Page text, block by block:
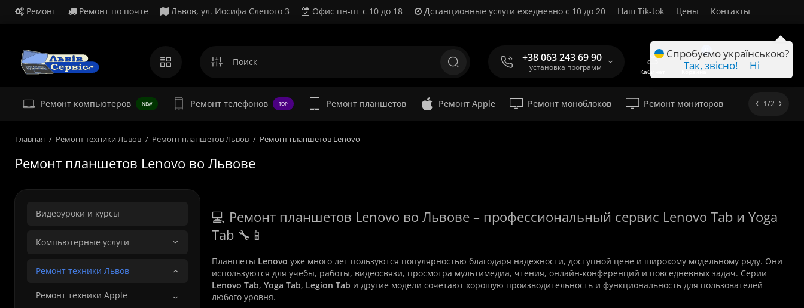
Ремонт Ремонт по почте Львов, ул. Иосифа Слепого 3 Офис пн-пт с 10 до 18 Дстанционные услуги ежедневно с 10 до 20 Наш Tik-tok Цены
Контакты
+38 063 243 69 90
установка программ Кабинет Корзина
Ремонт компьютеров NEW Ремонт телефонов TOP Ремонт планшетов Ремонт Apple Ремонт моноблоков Ремонт мониторов 1/2
Главная Ремонт техники Львов Ремонт планшетов Львов Ремонт планшетов Lenovo
Ремонт планшетов Lenovo во Львове
Видеоуроки и курсы
Компьютерные услуги
Ремонт техники Львов
Ремонт техники Apple
💻 Ремонт планшетов Lenovo во Львове – профессиональный сервис Lenovo Tab и Yoga
Tab 🔧📱
Планшеты Lenovo уже много лет пользуются популярностью благодаря надежности, доступной цене и широкому модельному ряду. Они
используются для учебы, работы, видеосвязи, просмотра мультимедиа, чтения, онлайн-конференций и повседневных задач. Серии
Lenovo Tab, Yoga Tab, Legion Tab и другие модели сочетают хорошую производительность и функциональность для пользователей
любого уровня.
Спробуємо українською?
Так, звісно!
Ні